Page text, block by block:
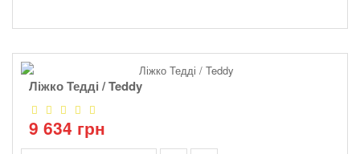
Ліжко Тедді / Teddy
9 634 грн